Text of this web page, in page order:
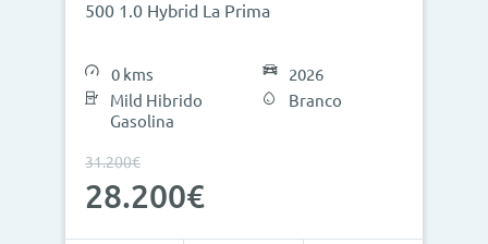
500 1.0 Hybrid La Prima
0 kms
Mild Hibrido
Gasolina
2026
Branco
31.200€
28.200€